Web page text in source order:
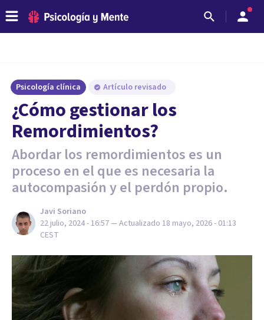
Psicología clínica Artículo revisado
¿Cómo gestionar los
Remordimientos?
Abordar los remordimientos es un
proceso en el que es necesaria la
autocompasión y el perdón propio.
Javi Soriano
22 julio, 2024 - 16:57— Actualizado 18 mayo, 2026 - 01:13
CEST